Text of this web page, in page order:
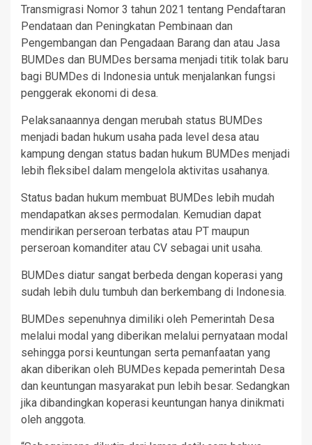
Transmigrasi Nomor 3 tahun 2021 tentang Pendaftaran
Pendataan dan Peningkatan Pembinaan dan
Pengembangan dan Pengadaan Barang dan atau Jasa
BUMDes dan BUMDes bersama menjadi titik tolak baru
bagi BUMDes di Indonesia untuk menjalankan fungsi
penggerak ekonomi di desa.
Pelaksanaannya dengan merubah status BUMDes
menjadi badan hukum usaha pada level desa atau
kampung dengan status badan hukum BUMDes menjadi
lebih fleksibel dalam mengelola aktivitas usahanya.
Status badan hukum membuat BUMDes lebih mudah
mendapatkan akses permodalan. Kemudian dapat
mendirikan perseroan terbatas atau PT maupun
perseroan komanditer atau CV sebagai unit usaha.
BUMDes diatur sangat berbeda dengan koperasi yang
sudah lebih dulu tumbuh dan berkembang di Indonesia.
BUMDes sepenuhnya dimiliki oleh Pemerintah Desa
melalui modal yang diberikan melalui pernyataan modal
sehingga porsi keuntungan serta pemanfaatan yang
akan diberikan oleh BUMDes kepada pemerintah Desa
dan keuntungan masyarakat pun lebih besar. Sedangkan
jika dibandingkan koperasi keuntungan hanya dinikmati
oleh anggota.